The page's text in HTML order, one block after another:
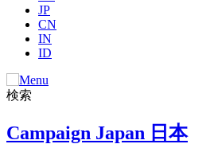
JP
CN
IN
ID
検索
Campaign Japan 日本